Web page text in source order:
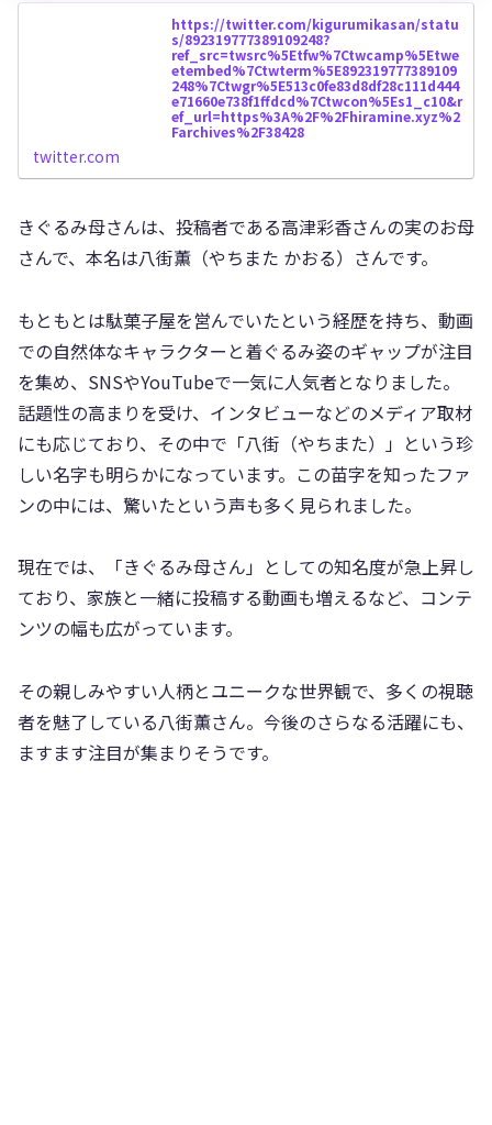
https://twitter.com/kigurumikasan/statu
s/892319777389109248?
ref_src=twsrc%5Etfw%7Ctwcamp%5Etwe
etembed%7Ctwterm%5E892319777389109
248%7Ctwgr%5E513c0fe83d8df28c111d444
e71660e738f1ffdcd%7Ctwcon%5Es1_c10&r
ef_url=https%3A%2F%2Fhiramine.xyz%2
Farchives%2F38428
twitter.com
きぐるみ母さんは、投稿者である高津彩香さんの実のお母
さんで、本名は八街薫（やちまた かおる）さんです。
もともとは駄菓子屋を営んでいたという経歴を持ち、動画
での自然体なキャラクターと着ぐるみ姿のギャップが注目
を集め、SNSやYouTubeで一気に人気者となりました。
話題性の高まりを受け、インタビューなどのメディア取材
にも応じており、その中で「八街（やちまた）」という珍
しい名字も明らかになっています。この苗字を知ったファ
ンの中には、驚いたという声も多く見られました。
現在では、「きぐるみ母さん」としての知名度が急上昇し
ており、家族と一緒に投稿する動画も増えるなど、コンテ
ンツの幅も広がっています。
その親しみやすい人柄とユニークな世界観で、多くの視聴
者を魅了している八街薫さん。今後のさらなる活躍にも、
ますます注目が集まりそうです。